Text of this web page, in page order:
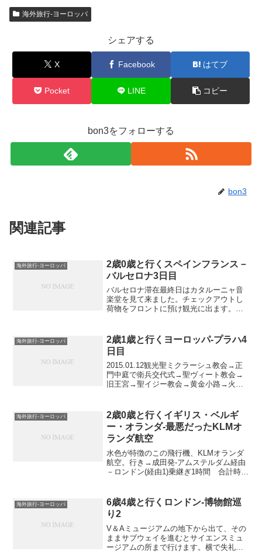
海外旅行-ヨーロッパ
シェアする
X Facebook はてブ
Pocket LINE コピー
bon3をフォローする
bon3
関連記事
海外旅行-ヨーロッパ
2歳0歳と行くスペインフランス－
バルセロナ3日目
バルセロナ滞在最終日はカタルーニャ音
楽堂を見て来ました。チェックアウトし
荷物をフロントに預け観光に出ます。朝
中で1つ建築を。プッチ初期の代表作、カ
サ・マルティカフェ?だ...
海外旅行-ヨーロッパ
2歳1歳と行くヨーロッパ-プラハ4
日目
2015.01.12観光聖ミクラーシュ教会→正
門中庭で衛兵交代式→聖ヴィート教会→
旧王宮→聖イジー教会→黄金小路→火薬
ハ城へ。プラハ城はとても広いし、丘の
上にもミュ...
海外旅行-ヨーロッパ
2歳0歳と行くイギリス・ベルギ
ー・オランダ-最悪だったKLMオ
ランダ航空
水色が特徴のこの飛行機、KLMオランダ
航空。行き→成田発-アムステルダム経由
－ロンドン(経由1)乗継ぎ1時間 合計時間
料金大人→15万(フライト9万＋税金そ
の...
海外旅行-ヨーロッパ
6歳4歳と行くロンドン-博物館巡
り2
V＆Aミュージアムの地下から出て、その
ままサブウェイを進むとサイエンスミュ
ージアムの所まで行けます。横で失礼し